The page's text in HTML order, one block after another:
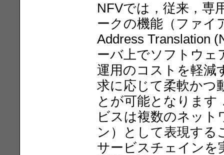
NFVでは，従来，専
ークの機能（ファイ
Address Translation
ーバ上でソフトウェ
運用のコストを軽減
求に応じて柔軟かつ
とが可能となります
ビスは複数のネット
ン）として表現する
サービスチェインを